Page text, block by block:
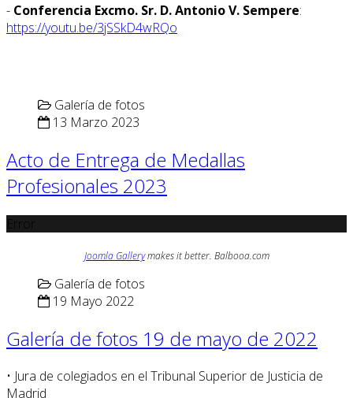
- Conferencia Excmo. Sr. D. Antonio V. Sempere:
https://youtu.be/3jSSkD4wRQo
Galería de fotos
13 Marzo 2023
Acto de Entrega de Medallas
Profesionales 2023
Joomla Gallerymakes it better. Balbooa.com
Galería de fotos
19 Mayo 2022
Galería de fotos 19 de mayo de 2022
• Jura de colegiados en el Tribunal Superior de Justicia de
Madrid